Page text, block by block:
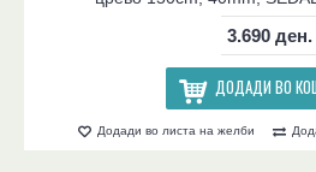
3.690 ден.
ДОДАДИ ВО
Додади во листа на желби